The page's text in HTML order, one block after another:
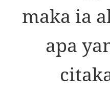
maka ia
apa